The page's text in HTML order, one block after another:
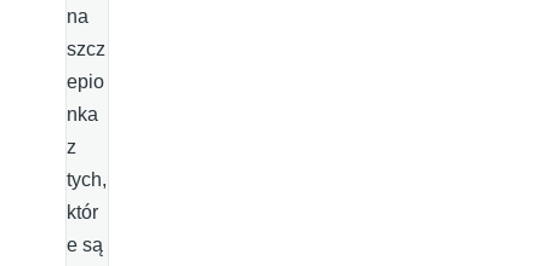
na
szcz
epio
nka
z
tych,
któr
e są